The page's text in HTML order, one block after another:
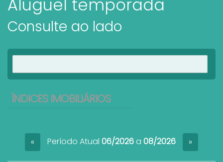
Aluguel temporada
Consulte ao lado
ÍNDICES IMOBILIÁRIOS
« Período Atual 06/2026a 08/2026 »